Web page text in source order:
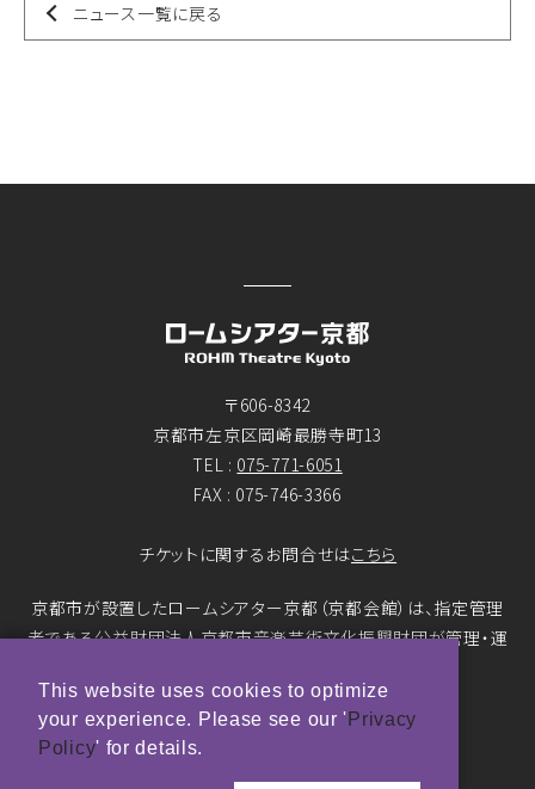
ニュース一覧に戻る
〒606-8342
京都市左京区岡崎最勝寺町13
TEL : 075-771-6051
FAX : 075-746-3366
チケットに関するお問合せはこちら
京都市が設置したロームシアター京都（京都会館）は、指定管理
者である公益財団法人京都市音楽芸術文化振興財団が管理・運
© ROHM Theatre Kyoto. All rights reserved.
トップページメインバナー 撮影：市川靖史
This website uses cookies to optimize
your experience. Please see our ' Privacy
Policy' for details.